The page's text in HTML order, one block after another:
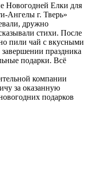
Новогодней Елки для
Ангелы г. Тверь»
дружно
стихи. После
пили чай с вкусными
праздника
подарки. Всё
компании
за оказанную
подарков